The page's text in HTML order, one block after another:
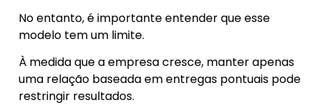
No entanto, é importante entender que esse
modelo tem um limite.
À medida que a empresa cresce, manter apenas
uma relação baseada em entregas pontuais pode
restringir resultados.